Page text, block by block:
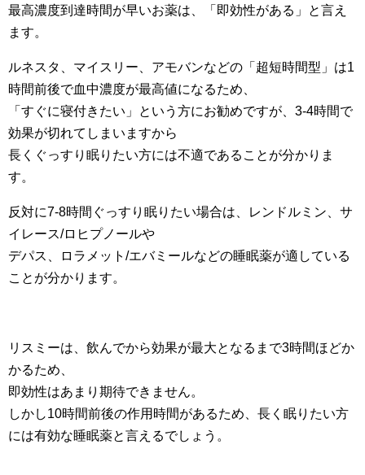
最高濃度到達時間が早いお薬は、「即効性がある」と言え
ます。
ルネスタ、マイスリー、アモバンなどの「超短時間型」は1
時間前後で血中濃度が最高値になるため、
「すぐに寝付きたい」という方にお勧めですが、3-4時間で
効果が切れてしまいますから
長くぐっすり眠りたい方には不適であることが分かりま
す。
反対に7-8時間ぐっすり眠りたい場合は、レンドルミン、サ
イレース/ロヒプノールや
デパス、ロラメット/エバミールなどの睡眠薬が適している
ことが分かります。
リスミーは、飲んでから効果が最大となるまで3時間ほどか
かるため、
即効性はあまり期待できません。
しかし10時間前後の作用時間があるため、長く眠りたい方
には有効な睡眠薬と言えるでしょう。